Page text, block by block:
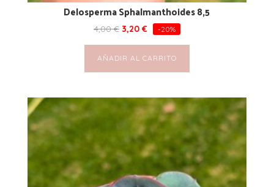
Delosperma Sphalmanthoides 8,5
4,00€ 3,20 € -20%
AÑADIR AL CARRITO